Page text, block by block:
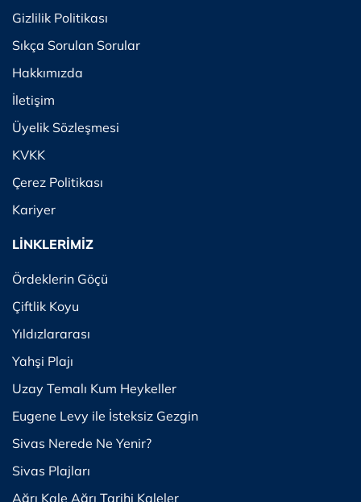
Gizlilik Politikası
Sıkça Sorulan Sorular
Hakkımızda
İletişim
Üyelik Sözleşmesi
KVKK
Çerez Politikası
Kariyer
LİNKLERİMİZ
Ördeklerin Göçü
Çiftlik Koyu
Yıldızlararası
Yahşi Plajı
Uzay Temalı Kum Heykeller
Eugene Levy ile İsteksiz Gezgin
Sivas Nerede Ne Yenir?
Sivas Plajları
Ağrı Kale Ağrı Tarihi Kaleler